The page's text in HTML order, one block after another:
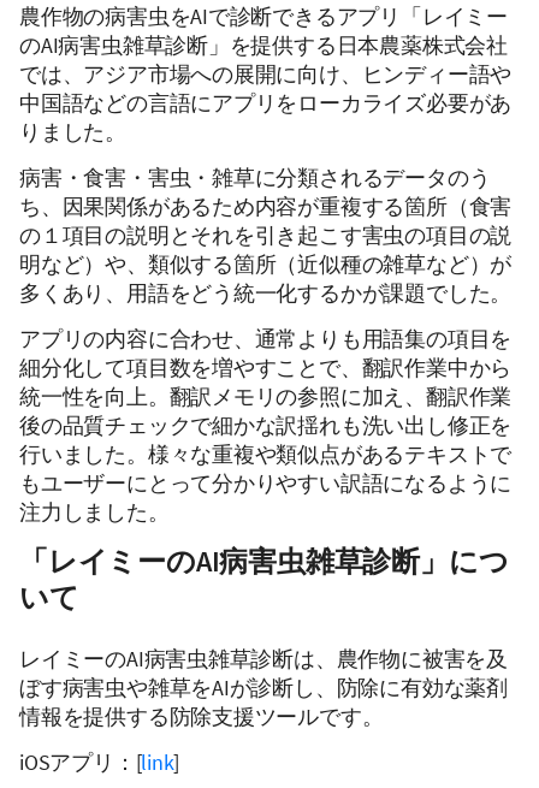
農作物の病害虫をAIで診断できるアプリ「レイミー
のAI病害虫雑草診断」を提供する日本農薬株式会社
では、アジア市場への展開に向け、ヒンディー語や
中国語などの言語にアプリをローカライズ必要があ
りました。
病害・食害・害虫・雑草に分類されるデータのう
ち、因果関係があるため内容が重複する箇所（食害
の１項目の説明とそれを引き起こす害虫の項目の説
明など）や、類似する箇所（近似種の雑草など）が
多くあり、用語をどう統一化するかが課題でした。
アプリの内容に合わせ、通常よりも用語集の項目を
細分化して項目数を増やすことで、翻訳作業中から
統一性を向上。翻訳メモリの参照に加え、翻訳作業
後の品質チェックで細かな訳揺れも洗い出し修正を
行いました。様々な重複や類似点があるテキストで
もユーザーにとって分かりやすい訳語になるように
注力しました。
「レイミーのAI病害虫雑草診断」につ
いて
レイミーのAI病害虫雑草診断は、農作物に被害を及
ぼす病害虫や雑草をAIが診断し、防除に有効な薬剤
情報を提供する防除支援ツールです。
iOSアプリ：[link]